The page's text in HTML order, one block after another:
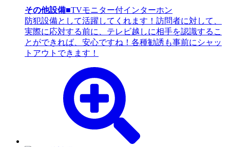
その他設備■TVモニター付インターホン
防犯設備として活躍してくれます！訪問者に対して、
実際に応対する前に、テレビ越しに相手を認識するこ
とができれば、安心ですね！各種勧誘も事前にシャッ
トアウトできます！